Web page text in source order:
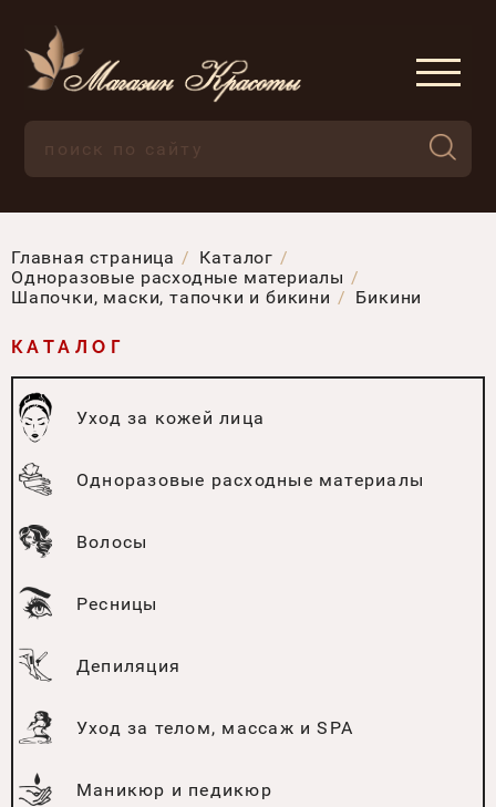
Главная страница
Каталог
Одноразовые расходные материалы
Шапочки, маски, тапочки и бикини
Бикини
КАТАЛОГ
Уход за кожей лица
Одноразовые расходные материалы
Волосы
Ресницы
Депиляция
Уход за телом, массаж и SPA
Маникюр и педикюр